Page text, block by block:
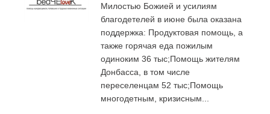
Милостью Божией и усилиям
благодетелей в июне была оказана
поддержка: Продуктовая помощь, а
также горячая еда пожилым
одиноким 36 тыс;Помощь жителям
Донбасса, в том числе
переселенцам 52 тыс;Помощь
многодетным, кризисным...